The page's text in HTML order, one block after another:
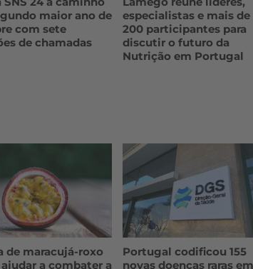
maior ano de
com sete
de chamadas
especialistas e mais de
200 participantes para
discutir o futuro da
Nutrição em Portugal
de maracujá-roxo
a combater a
Portugal codificou 155
novas doenças raras